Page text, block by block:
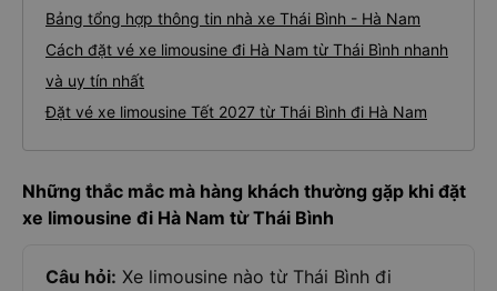
Bảng tổng hợp thông tin nhà xe Thái Bình - Hà Nam
Cách đặt vé xe limousine đi Hà Nam từ Thái Bình nhanh
và uy tín nhất
Đặt vé xe limousine Tết 2027 từ Thái Bình đi Hà Nam
Những thắc mắc mà hàng khách thường gặp khi đặt
xe limousine đi Hà Nam từ Thái Bình
Câu hỏi: Xe limousine nào từ Thái Bình đi